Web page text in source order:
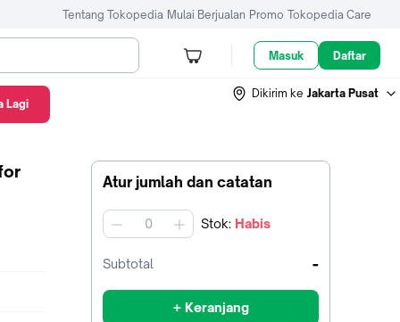
Tentang Tokopedia Mulai Berjualan Promo Tokopedia Care
Masuk Daftar
Dikirim ke Jakarta Pusat
Atur jumlah dan catatan
jumlah Stok: Habis
Subtotal -
+ Keranjang
Lagi